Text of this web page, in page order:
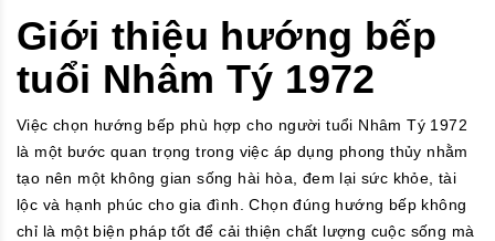
Giới thiệu hướng bếp
tuổi Nhâm Tý 1972
Việc chọn hướng bếp phù hợp cho người tuổi Nhâm Tý 1972
là một bước quan trọng trong việc áp dụng phong thủy nhằm
tạo nên một không gian sống hài hòa, đem lại sức khỏe, tài
lộc và hạnh phúc cho gia đình. Chọn đúng hướng bếp không
chỉ là một biện pháp tốt để cải thiện chất lượng cuộc sống mà